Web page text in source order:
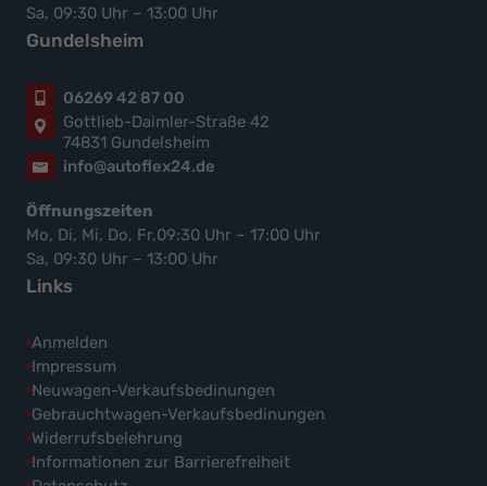
Sa, 09:30 Uhr – 13:00 Uhr
Gundelsheim
06269 42 87 00
Gottlieb-Daimler-Straße 42
74831 Gundelsheim
info@autoflex24.de
Öffnungszeiten
Mo, Di, Mi, Do, Fr,09:30 Uhr – 17:00 Uhr
Sa, 09:30 Uhr – 13:00 Uhr
Links
Anmelden
Impressum
Neuwagen-Verkaufsbedinungen
Gebrauchtwagen-Verkaufsbedinungen
Widerrufsbelehrung
Informationen zur Barrierefreiheit